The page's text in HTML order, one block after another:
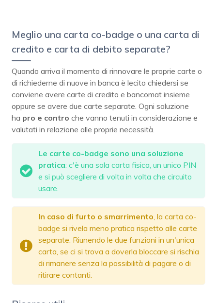
Meglio una carta co-badge o una carta di
credito e carta di debito separate?
Quando arriva il momento di rinnovare le proprie carte o
di richiederne di nuove in banca è lecito chiedersi se
conviene avere carte di credito e bancomat insieme
oppure se avere due carte separate. Ogni soluzione
ha pro e contro che vanno tenuti in considerazione e
valutati in relazione alle proprie necessità.
Le carte co-badge sono una soluzione
pratica: c'è una sola carta fisica, un unico PIN
e si può scegliere di volta in volta che circuito
usare.
In caso di furto o smarrimento , la carta co-
badge si rivela meno pratica rispetto alle carte
separate. Riunendo le due funzioni in un'unica
carta, se ci si trova a doverla bloccare si rischia
di rimanere senza la possibilità di pagare o di
ritirare contanti.